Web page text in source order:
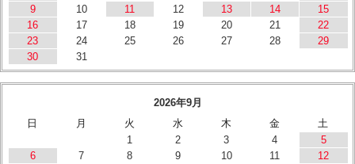
9
10 11 12 13 14
15
16
17 18 19 20 21
22
23
24 25 26 27 28
29
30
31
2026年9月
日
月 火 水 木 金
土
1
2 3 4
5
6
7 8 9 10 11
12